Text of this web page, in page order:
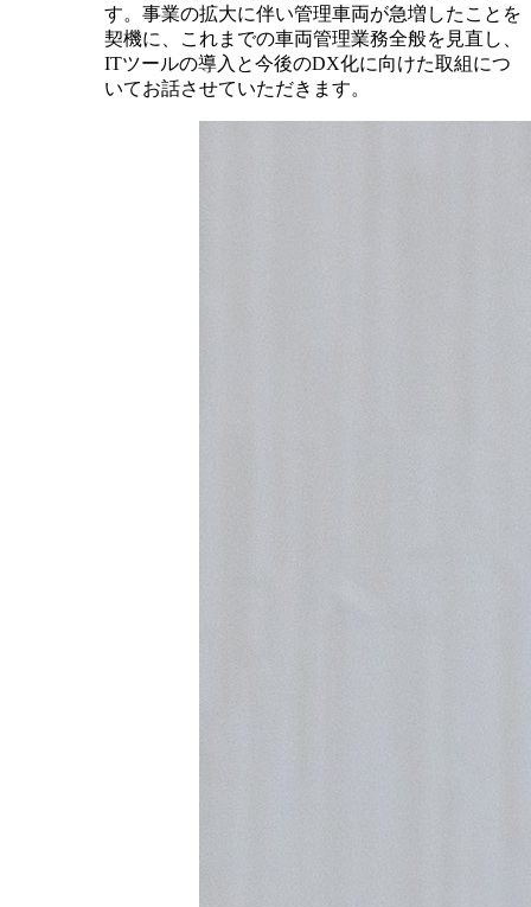
す。事業の拡大に伴い管理車両が急増したことを
契機に、これまでの車両管理業務全般を見直し、
ITツールの導入と今後のDX化に向けた取組につ
いてお話させていただきます。